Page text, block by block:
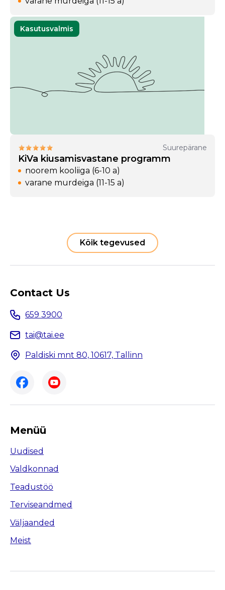
Kasutusvalmis
Suurepärane
KiVa kiusamisvastane programm
noorem kooliiga (6-10 a)
varane murdeiga (11-15 a)
Kõik tegevused
Contact Us
659 3900
tai@tai.ee
Paldiski mnt 80, 10617, Tallinn
Menüü
Uudised
Valdkonnad
Teadustöö
Terviseandmed
Väljaanded
Meist